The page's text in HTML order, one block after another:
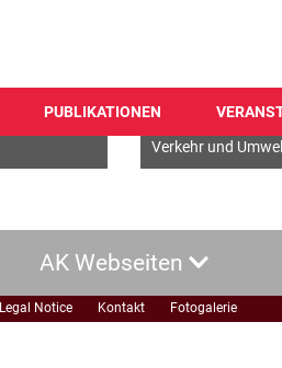
Main
PUBLIKATIONENGrüner Deal
Verkehr und
AK Webseiten
Legal Notice Kontakt Fotogalerie